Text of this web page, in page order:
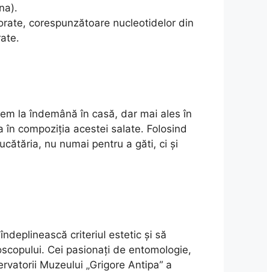
corespunzătoare nucleotidelor din
la îndemână în casă, dar mai ales în
în compoziția acestei salate. Folosind
nu numai pentru a găti, ci și
criteriul estetic și să
Cei pasionați de entomologie,
Muzeului „Grigore Antipa” a